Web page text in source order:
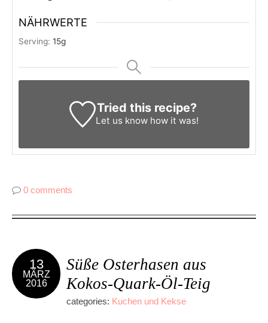
NÄHRWERTE
Serving: 15g
Tried this recipe?
Let us knowhow it was!
0 comments
13
MÄRZ
2016
Süße Osterhasen aus
Kokos-Quark-Öl-Teig
categories: Kuchen und Kekse